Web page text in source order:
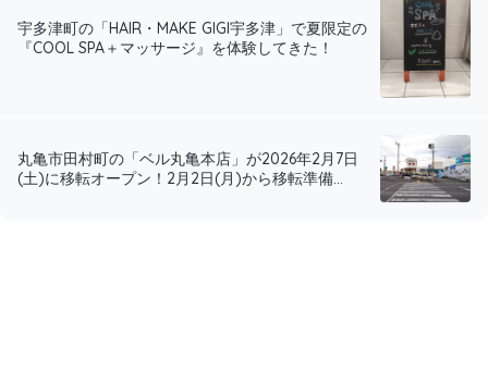
宇多津町の「HAIR・MAKE GIGI宇多津」で夏限定の
『COOL SPA＋マッサージ』を体験してきた！
丸亀市田村町の「ベル丸亀本店」が2026年2月7日
(土)に移転オープン！2月2日(月)から移転準備...